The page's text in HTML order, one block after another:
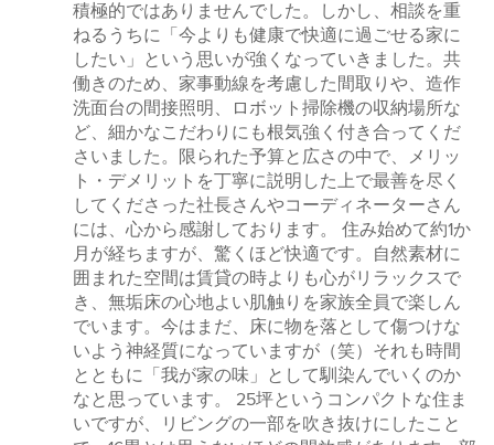
積極的ではありませんでした。しかし、相談を重
ねるうちに「今よりも健康で快適に過ごせる家に
したい」という思いが強くなっていきました。共
働きのため、家事動線を考慮した間取りや、造作
洗面台の間接照明、ロボット掃除機の収納場所な
ど、細かなこだわりにも根気強く付き合ってくだ
さいました。限られた予算と広さの中で、メリッ
ト・デメリットを丁寧に説明した上で最善を尽く
してくださった社長さんやコーディネーターさん
には、心から感謝しております。 住み始めて約1か
月が経ちますが、驚くほど快適です。自然素材に
囲まれた空間は賃貸の時よりも心がリラックスで
き、無垢床の心地よい肌触りを家族全員で楽しん
でいます。今はまだ、床に物を落として傷つけな
いよう神経質になっていますが（笑）それも時間
とともに「我が家の味」として馴染んでいくのか
なと思っています。 25坪というコンパクトな住ま
いですが、リビングの一部を吹き抜けにしたこと